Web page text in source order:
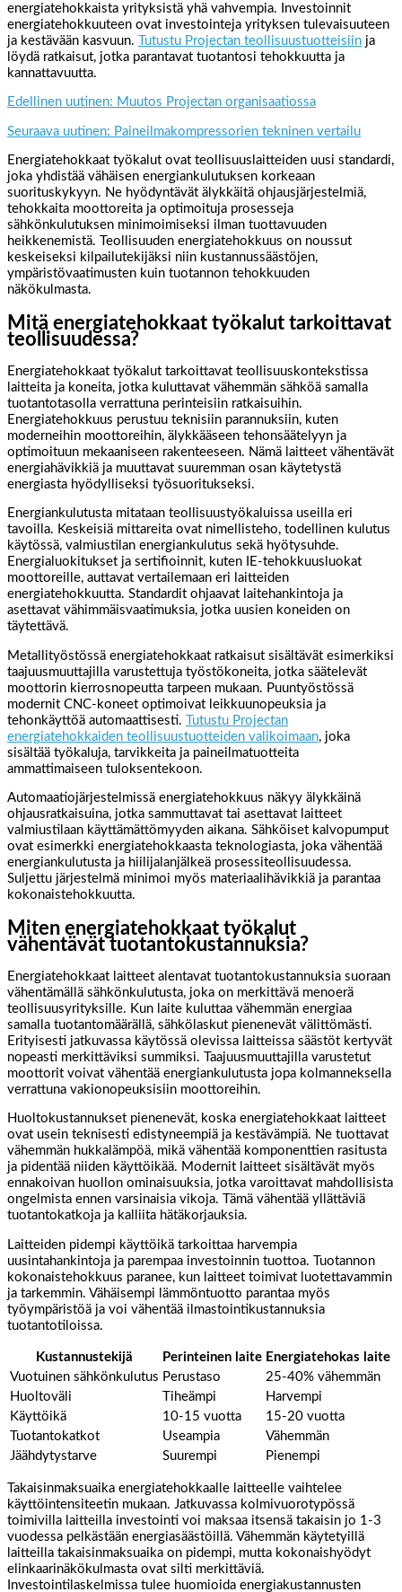
energiatehokkaista yrityksistä yhä vahvempia. Investoinnit
energiatehokkuuteen ovat investointeja yrityksen tulevaisuuteen
ja kestävään kasvuun. Tutustu Projectan teollisuustuotteisiin ja
löydä ratkaisut, jotka parantavat tuotantosi tehokkuutta ja
kannattavuutta.
Edellinen uutinen: Muutos Projectan organisaatiossa
Seuraava uutinen: Paineilmakompressorien tekninen vertailu
Energiatehokkaat työkalut ovat teollisuuslaitteiden uusi standardi,
joka yhdistää vähäisen energiankulutuksen korkeaan
suorituskykyyn. Ne hyödyntävät älykkäitä ohjausjärjestelmiä,
tehokkaita moottoreita ja optimoituja prosesseja
sähkönkulutuksen minimoimiseksi ilman tuottavuuden
heikkenemistä. Teollisuuden energiatehokkuus on noussut
keskeiseksi kilpailutekijäksi niin kustannussäästöjen,
ympäristövaatimusten kuin tuotannon tehokkuuden
näkökulmasta.
Mitä energiatehokkaat työkalut tarkoittavat
teollisuudessa?
Energiatehokkaat työkalut tarkoittavat teollisuuskontekstissa
laitteita ja koneita, jotka kuluttavat vähemmän sähköä samalla
tuotantotasolla verrattuna perinteisiin ratkaisuihin.
Energiatehokkuus perustuu teknisiin parannuksiin, kuten
moderneihin moottoreihin, älykkääseen tehonsäätelyyn ja
optimoituun mekaaniseen rakenteeseen. Nämä laitteet vähentävät
energiahävikkiä ja muuttavat suuremman osan käytetystä
energiasta hyödylliseksi työsuoritukseksi.
Energiankulutusta mitataan teollisuustyökaluissa useilla eri
tavoilla. Keskeisiä mittareita ovat nimellisteho, todellinen kulutus
käytössä, valmiustilan energiankulutus sekä hyötysuhde.
Energialuokitukset ja sertifioinnit, kuten IE-tehokkuusluokat
moottoreille, auttavat vertailemaan eri laitteiden
energiatehokkuutta. Standardit ohjaavat laitehankintoja ja
asettavat vähimmäisvaatimuksia, jotka uusien koneiden on
täytettävä.
Metallityöstössä energiatehokkaat ratkaisut sisältävät esimerkiksi
taajuusmuuttajilla varustettuja työstökoneita, jotka säätelevät
moottorin kierrosnopeutta tarpeen mukaan. Puuntyöstössä
modernit CNC-koneet optimoivat leikkuunopeuksia ja
tehonkäyttöä automaattisesti.
Tutustu Projectan
energiatehokkaiden teollisuustuotteiden valikoimaan, joka
sisältää työkaluja, tarvikkeita ja paineilmatuotteita
ammattimaiseen tuloksentekoon.
Automaatiojärjestelmissä energiatehokkuus näkyy älykkäinä
ohjausratkaisuina, jotka sammuttavat tai asettavat laitteet
valmiustilaan käyttämättömyyden aikana. Sähköiset kalvopumput
ovat esimerkki energiatehokkaasta teknologiasta, joka vähentää
energiankulutusta ja hiilijalanjälkeä prosessiteollisuudessa.
Suljettu järjestelmä minimoi myös materiaalihävikkiä ja parantaa
kokonaistehokkuutta.
Miten energiatehokkaat työkalut
vähentävät tuotantokustannuksia?
Energiatehokkaat laitteet alentavat tuotantokustannuksia suoraan
vähentämällä sähkönkulutusta, joka on merkittävä menoerä
teollisuusyrityksille. Kun laite kuluttaa vähemmän energiaa
samalla tuotantomäärällä, sähkölaskut pienenevät välittömästi.
Erityisesti jatkuvassa käytössä olevissa laitteissa säästöt kertyvät
nopeasti merkittäviksi summiksi. Taajuusmuuttajilla varustetut
moottorit voivat vähentää energiankulutusta jopa kolmanneksella
verrattuna vakionopeuksisiin moottoreihin.
Huoltokustannukset pienenevät, koska energiatehokkaat laitteet
ovat usein teknisesti edistyneempiä ja kestävämpiä. Ne tuottavat
vähemmän hukkalämpöä, mikä vähentää komponenttien rasitusta
ja pidentää niiden käyttöikää. Modernit laitteet sisältävät myös
ennakoivan huollon ominaisuuksia, jotka varoittavat mahdollisista
ongelmista ennen varsinaisia vikoja. Tämä vähentää yllättäviä
tuotantokatkoja ja kalliita hätäkorjauksia.
Laitteiden pidempi käyttöikä tarkoittaa harvempia
uusintahankintoja ja parempaa investoinnin tuottoa. Tuotannon
kokonaistehokkuus paranee, kun laitteet toimivat luotettavammin
ja tarkemmin. Vähäisempi lämmöntuotto parantaa myös
työympäristöä ja voi vähentää ilmastointikustannuksia
tuotantotiloissa.
Kustannustekijä Perinteinen laite Energiatehokas laite
Vuotuinen sähkönkulutus Perustaso
25-40% vähemmän
Huoltoväli
Tiheämpi
Harvempi
Käyttöikä
10-15 vuotta
15-20 vuotta
Tuotantokatkot
Useampia
Vähemmän
Jäähdytystarve
Suurempi Pienempi
Takaisinmaksuaika energiatehokkaalle laitteelle vaihtelee
käyttöintensiteetin mukaan. Jatkuvassa kolmivuorotypössä
toimivilla laitteilla investointi voi maksaa itsensä takaisin jo 1-3
vuodessa pelkästään energiasäästöillä. Vähemmän käytetyillä
laitteilla takaisinmaksuaika on pidempi, mutta kokonaishyödyt
elinkaarinäkökulmasta ovat silti merkittäviä.
Investointilaskelmissa tulee huomioida energiakustannusten